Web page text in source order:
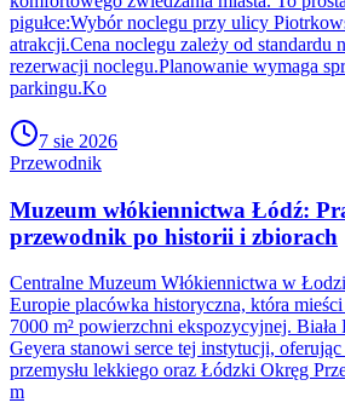
pigułce:Wybór noclegu przy ulicy
atrakcji.Cena noclegu zależy od standardu
rezerwacji noclegu.Planowanie wymaga
parkingu.Ko
7 sie 2026
Przewodnik
Muzeum włókiennictwa Łódź:
przewodnik po historii i zbiorach
Centralne Muzeum Włókiennictwa w
Europie placówka historyczna, która
7000 m² powierzchni ekspozycyjnej.
Geyera stanowi serce tej instytucji,
przemysłu lekkiego oraz Łódzki Okręg
m